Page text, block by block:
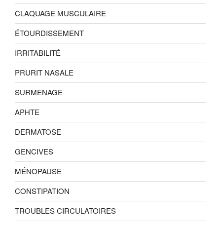
CLAQUAGE MUSCULAIRE
ÉTOURDISSEMENT
IRRITABILITÉ
PRURIT NASALE
SURMENAGE
APHTE
DERMATOSE
GENCIVES
MÉNOPAUSE
CONSTIPATION
TROUBLES CIRCULATOIRES